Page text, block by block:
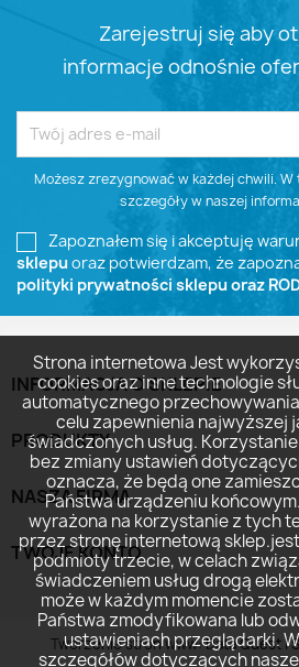
Zarejestruj się aby
informacje odnośnie
Możesz zrezygnować w każdej chwili.
szczegóły w naszej
Zapoznałem się i akceptuję
sklepuoraz potwierdzam, że
polityki prywatności sklepu oraz
INFORMACJA O SKLEPIE
PRODUKTY
NASZA FIRMA
TWOJE KONTO
Strona internetowa Jest
cookies oraz inne technologie
automatycznego
celu zapewnienia najwyższej
świadczonych usług.
bez zmiany ustawień
oznacza, że będą one
Państwa urządzeniu
wyrażona na korzystanie z tych
przez stronę internetową
podmioty trzecie, w celach
świadczeniem usług drogą
może w każdym momencie
Państwa zmodyfikowana lub
ustawieniach przeglądarki.
szczegółów dotyczących
Tworzenie stron www:Data Quest |